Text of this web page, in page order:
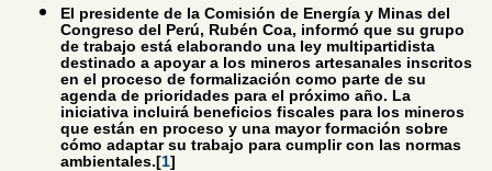
El presidente de la Comisión de Energía y Minas del
Congreso del Perú, Rubén Coa, informó que su grupo
de trabajo está elaborando una ley multipartidista
destinado a apoyar a los mineros artesanales inscritos
en el proceso de formalización como parte de su
agenda de prioridades para el próximo año. La
iniciativa incluirá beneficios fiscales para los mineros
que están en proceso y una mayor formación sobre
cómo adaptar su trabajo para cumplir con las normas
ambientales.[1]